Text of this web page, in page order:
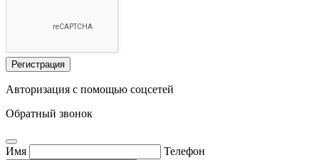
Регистрация
Авторизация с помощью соцсетей
Обратный звонок
Имя Телефон